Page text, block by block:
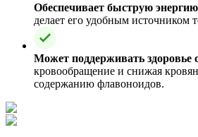
Обеспечивает быструю энергию
делает его удобным источником
Может поддерживать здоровье
кровообращение и снижая
содержанию флавоноидов.